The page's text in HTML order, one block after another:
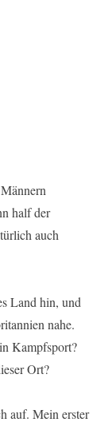
half der
auch
Land hin, und
nahe.
Kampfsport?
Ort?
auf. Mein erster